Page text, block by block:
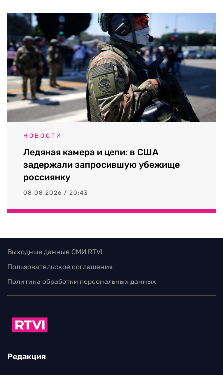
НОВОСТИ
Ледяная камера и цепи: в США
задержали запросившую убежище
россиянку
08.08.2026 / 20:43
Выходные данные СМИ RTVI
Пользовательское соглашение
Политика обработки персональных данных
Редакция